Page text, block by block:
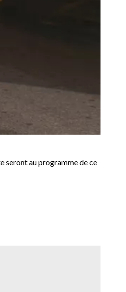
seront au programme de ce